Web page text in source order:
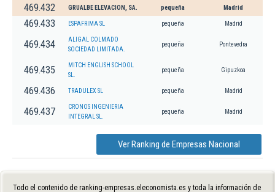
469.432 GRUALBE ELEVACION, SA. pequeña Madrid
469.433 ESPAFRIMA SL pequeña Madrid
469.434
ALIGAL COLMADO
SOCIEDAD LIMITADA.
pequeña Pontevedra
469.435
MITCH ENGLISH SCHOOL
SL.
pequeña Gipuzkoa
469.436 TRADULEX SL pequeña Madrid
469.437
CRONOS INGENIERIA
INTEGRAL SL.
pequeña Madrid
Ver Ranking de Empresas Nacional
Todo el contenido de ranking-empresas.eleconomista.es y toda la información de